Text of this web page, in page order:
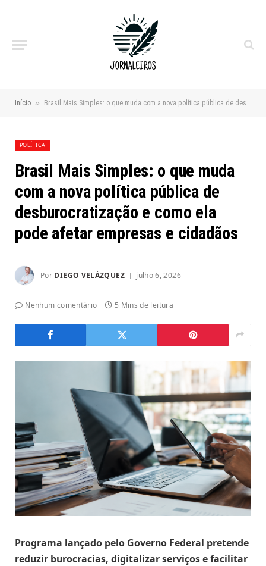
Início » Brasil Mais Simples: o que muda com a nova política pública de desburocratização e como ela pode afetar empresas e cidadãos
POLÍTICA
Brasil Mais Simples: o que muda
com a nova política pública de
desburocratização e como ela
pode afetar empresas e cidadãos
Por DIEGO VELÁZQUEZ julho 6, 2026
Nenhum comentário 5 Mins de leitura
Programa lançado pelo Governo Federal pretende
reduzir burocracias, digitalizar serviços e facilitar